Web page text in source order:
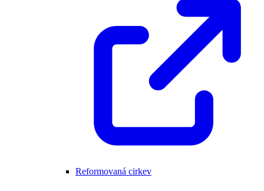
Reformovaná cirkev